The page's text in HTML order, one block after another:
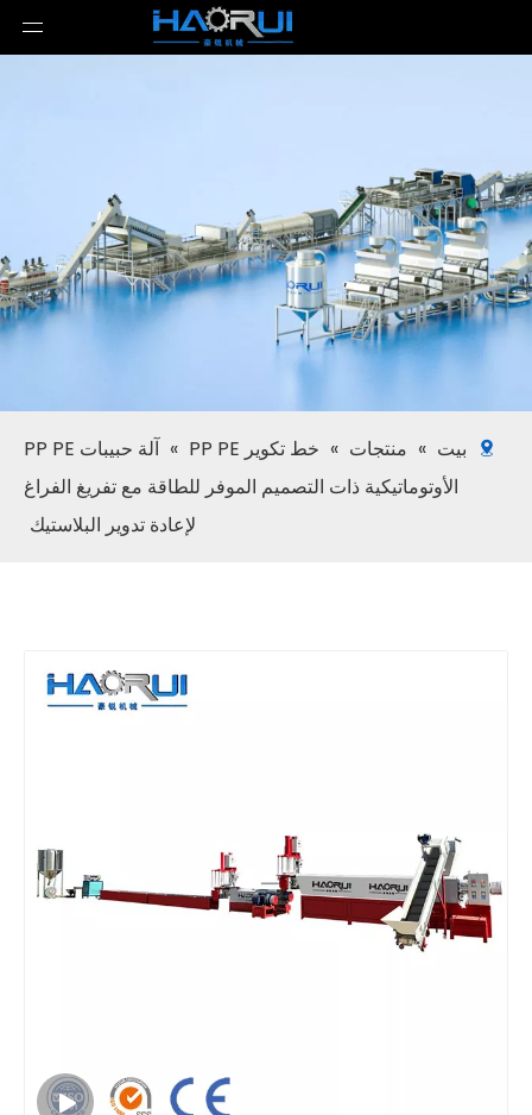
بيت » منتجات » خط تكوير PP PE »
آلة حبيبات PP PE
الأوتوماتيكية ذات التصميم الموفر للطاقة مع تفريغ الفراغ
لإعادة تدوير البلاستيك